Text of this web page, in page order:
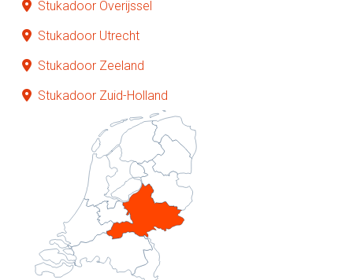
Stukadoor Overijssel
Stukadoor Utrecht
Stukadoor Zeeland
Stukadoor Zuid-Holland